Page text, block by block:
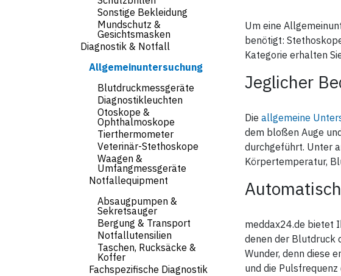
Sonstige Bekleidung
Mundschutz &
Gesichtsmasken
Diagnostik & Notfall
Allgemeinuntersuchung
Blutdruckmessgeräte
Diagnostikleuchten
Otoskope &
Ophthalmoskope
Tierthermometer
Veterinär-Stethoskope
Waagen &
Umfangmessgeräte
Notfallequipment
Absaugpumpen &
Sekretsauger
Bergung & Transport
Notfallutensilien
Taschen, Rucksäcke &
Koffer
Fachspezifische Diagnostik
Um eine
benötigt:
Kategorie erhalten
Jeglicher
Die allgemeine
dem bloßen Auge
durchgeführt. Unter
Körpertemperatur,
meddax24.de bietet
denen der Blutdruck
Wunder, denn diese
und die